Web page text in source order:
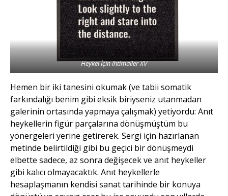
Heykel İçin ihtimaller XV
Hemen bir iki tanesini okumak (ve tabii somatik
farkındalığı benim gibi eksik biriyseniz utanmadan
galerinin ortasında yapmaya çalışmak) yetiyordu: Anıt
heykellerin figür parçalarına dönüşmüştüm bu
yönergeleri yerine getirerek. Sergi için hazırlanan
metinde belirtildiği gibi bu geçici bir dönüşmeydi
elbette sadece, az sonra değişecek ve anıt heykeller
gibi kalıcı olmayacaktık. Anıt heykellerle
hesaplaşmanın kendisi sanat tarihinde bir konuya